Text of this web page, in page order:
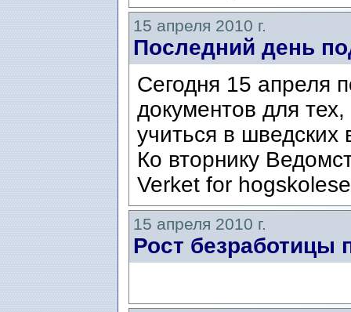
15 апреля 2010 г.
Последний день
Сегодня 15 апреля
документов для
учиться в шведских
Ко вторнику
Verket for
15 апреля 2010 г.
Рост безработицы